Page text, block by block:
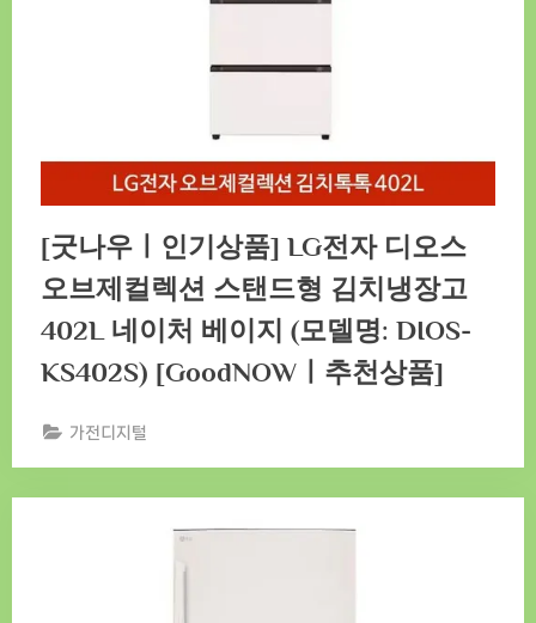
[굿나우ㅣ인기상품] LG전자 디오스
오브제컬렉션 스탠드형 김치냉장고
402L 네이처 베이지 (모델명: DIOS-
KS402S) [GoodNOWㅣ추천상품]
가전디지털